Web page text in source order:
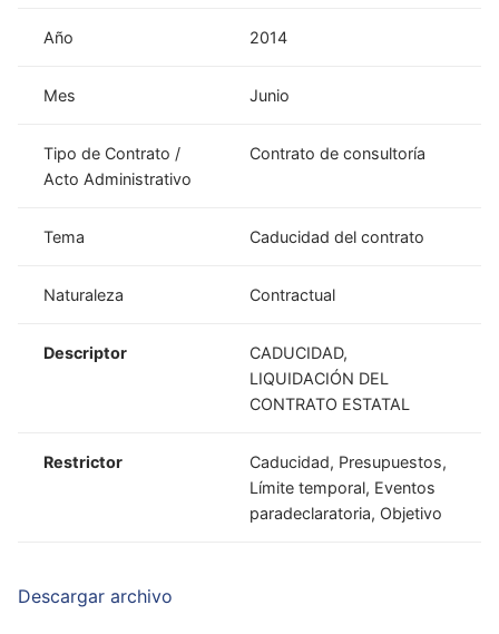
Año 2014
Mes Junio
Tipo de Contrato /
Acto Administrativo
Contrato de consultoría
Tema Caducidad del contrato
Naturaleza Contractual
Descriptor
CADUCIDAD,
LIQUIDACIÓN DEL
CONTRATO ESTATAL
Restrictor
Caducidad, Presupuestos,
Límite temporal, Eventos
paradeclaratoria, Objetivo
Descargar archivo